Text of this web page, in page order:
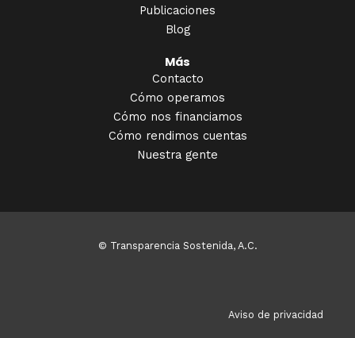
Publicaciones
Blog
Más
Contacto
Cómo operamos
Cómo nos financiamos
Cómo rendimos cuentas
Nuestra gente
© Transparencia Sostenida, A.C.
Aviso de privacidad